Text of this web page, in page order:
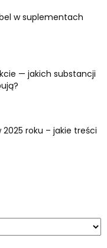
w suplementach
— jakich substancji
roku – jakie treści